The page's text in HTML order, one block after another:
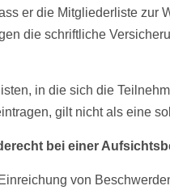
er die Mitgliederliste zur
die schriftliche
in die sich die
gilt nicht als eine
bei einer
von